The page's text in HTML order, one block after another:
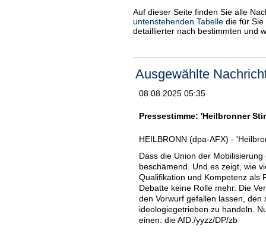
Auf dieser Seite finden Sie alle
untenstehenden Tabelle die für
detaillierter nach bestimmten und
Ausgewählte
08.08.2025 05:35
Pressestimme: 'Heilbronner
HEILBRONN (dpa-AFX) -
Dass die Union der
beschämend. Und es zeigt, wie
Qualifikation und Kompetenz als
Debatte keine Rolle mehr. Die
den Vorwurf gefallen lassen,
ideologiegetrieben zu handeln.
einen: die AfD./yyzz/DP/zb